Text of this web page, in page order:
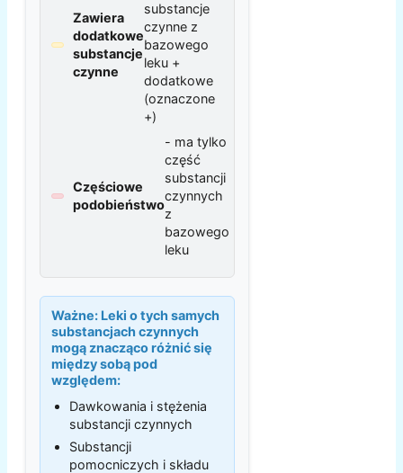
Zawiera
dodatkowe
substancje
czynne
substancje
czynne z
bazowego
leku +
dodatkowe
(oznaczone
+)
Częściowe
podobieństwo
- ma tylko
część
substancji
czynnych
z
bazowego
leku
Ważne: Leki o tych samych
substancjach czynnych
mogą znacząco różnić się
między sobą pod
względem:
Dawkowania i stężenia
substancji czynnych
Substancji
pomocniczych i składu